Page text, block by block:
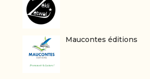
Maucontes éditions